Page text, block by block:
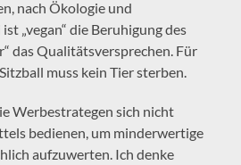
nach Ökologie und
„vegan“ die Beruhigung des
das Qualitätsversprechen. Für
muss kein Tier sterben.
Werbestrategen sich nicht
bedienen, um minderwertige
aufzuwerten. Ich denke